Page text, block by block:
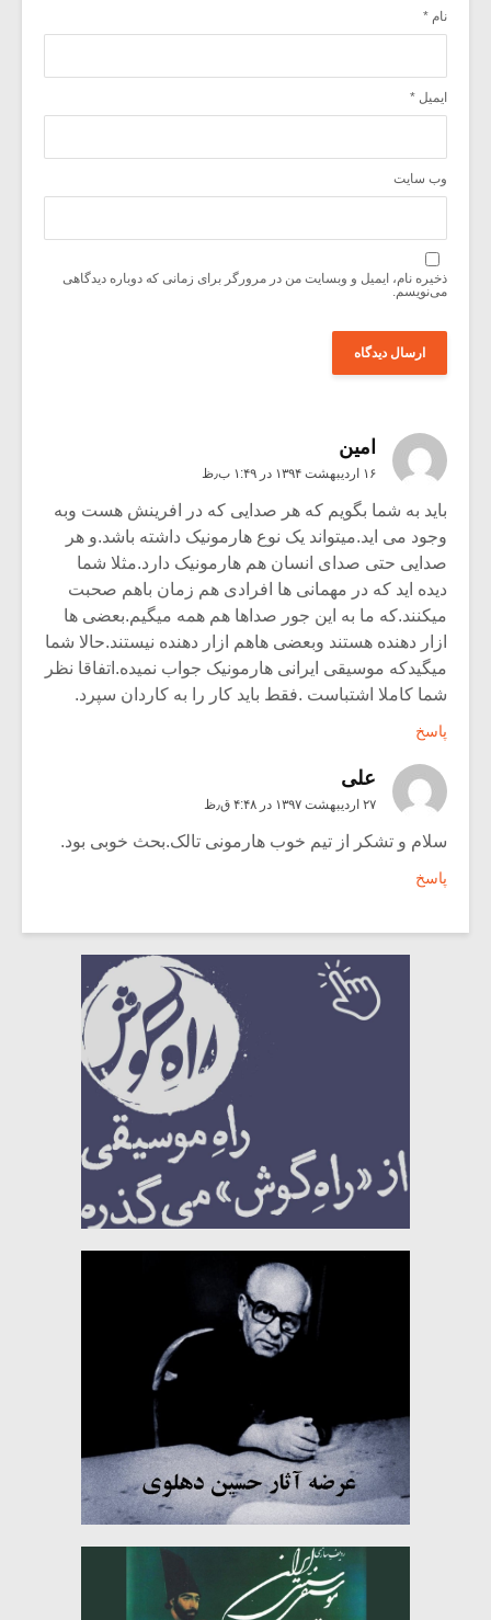
نام *
ایمیل *
وب‌ سایت
ذخیره نام، ایمیل و وبسایت من در مرورگر برای زمانی که دوباره دیدگاهی
می‌نویسم.
امین
۱۶ اردیبهشت ۱۳۹۴ در ۱:۴۹ ب٫ظ
باید به شما بگویم که هر صدایی که در افرینش هست وبه
وجود می اید.میتواند یک نوع هارمونیک داشته باشد.و هر
صدایی حتی صدای انسان هم هارمونیک دارد.مثلا شما
دیده اید که در مهمانی ها افرادی هم زمان باهم صحبت
میکنند.که ما به این جور صداها هم همه میگیم.بعضی ها
ازار دهنده هستند وبعضی هاهم ازار دهنده نیستند.حالا شما
میگیدکه موسیقی ایرانی هارمونیک جواب نمیده.اتفاقا نظر
شما کاملا اشتباست .فقط باید کار را به کاردان سپرد.
پاسخ
علی
۲۷ اردیبهشت ۱۳۹۷ در ۴:۴۸ ق٫ظ
سلام و تشکر از تیم خوب هارمونی تالک.بحث خوبی بود.
پاسخ